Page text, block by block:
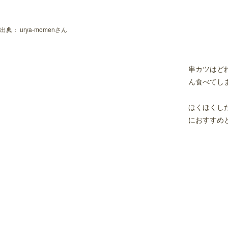
出典： urya-momenさん
串カツはど
ん食べてし
ほくほくし
におすすめ